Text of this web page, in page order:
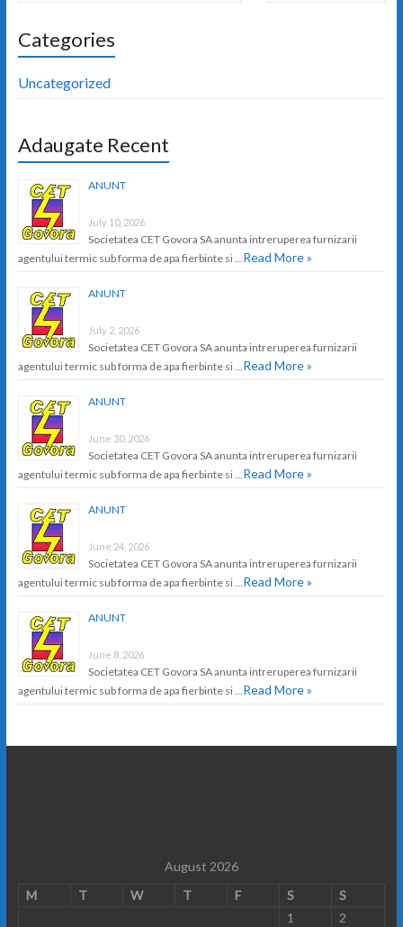
Categories
Uncategorized
Adaugate Recent
ANUNT
July 10, 2026
Societatea CET Govora SA anunta intreruperea furnizarii
agentului termic sub forma de apa fierbinte si … Read More »
ANUNT
July 2, 2026
Societatea CET Govora SA anunta intreruperea furnizarii
agentului termic sub forma de apa fierbinte si … Read More »
ANUNT
June 30, 2026
Societatea CET Govora SA anunta intreruperea furnizarii
agentului termic sub forma de apa fierbinte si … Read More »
ANUNT
June 24, 2026
Societatea CET Govora SA anunta intreruperea furnizarii
agentului termic sub forma de apa fierbinte si … Read More »
ANUNT
June 8, 2026
Societatea CET Govora SA anunta intreruperea furnizarii
agentului termic sub forma de apa fierbinte si … Read More »
August 2026
M
T W T F S
S
1
2